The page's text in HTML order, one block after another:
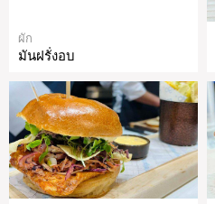
ผัก
มันฝรั่งอบ